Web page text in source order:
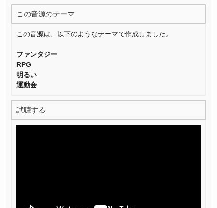
この音源のテーマ
この音源は、以下のようなテーマで作成しました。
ファンタジー
RPG
明るい
運動会
試聴する